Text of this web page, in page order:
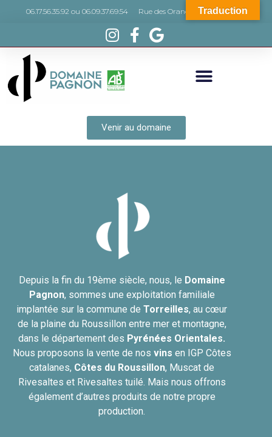
06.17.56.35.92 ou 06.09.37.69.54 Rue des Orangers, 66440 Torreilles
Venir au domaine
Depuis la fin du 19ème siècle, nous, le Domaine
Pagnon, sommes une exploitation familiale
implantée sur la commune de Torreilles, au cœur
de la plaine du Roussillon entre mer et montagne,
dans le département des Pyrénées Orientales.
Nous proposons la vente de nos vins en IGP Côtes
catalanes, Côtes du Roussillon, Muscat de
Rivesaltes et Rivesaltes tuilé. Mais nous offrons
également d’autres produits de notre propre
production.
Traduction